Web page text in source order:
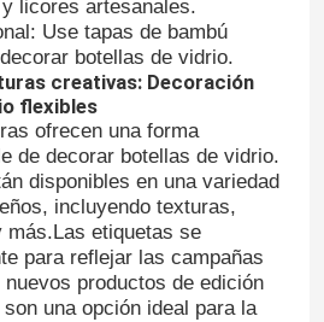
licores artesanales.
Use tapas de bambú
botellas de vidrio.
creativas: Decoración
flexibles
ofrecen una forma
de decorar botellas de vidrio.
disponibles en una variedad
incluyendo texturas,
etiquetas se
para reflejar las campañas
productos de edición
una opción ideal para la